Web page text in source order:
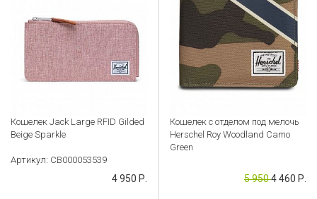
Кошелек Jack Large RFID Gilded
Beige Sparkle
Артикул: CB000053539
4 950 Р.
Кошелек с отделом под мелочь
Herschel Roy Woodland Camo
Green
Артикул: CB000053490
5 9504 460 Р.